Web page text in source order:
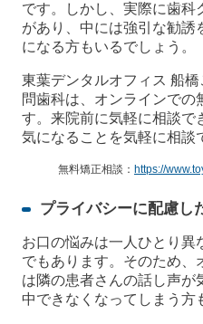
です。しかし、実際に歯科
があり、中には強引な勧誘
になる方もいるでしょう。
東葉デンタルオフィス 船
問歯科は、オンラインでの
す。来院前に気軽に相談で
気になることを気軽に相談
無料矯正相談： https://
プライバシーに配慮し
お口の悩みは一人ひとり異
でもあります。そのため、
は隣の患者さんの話し声が
中できなくなってしまう方